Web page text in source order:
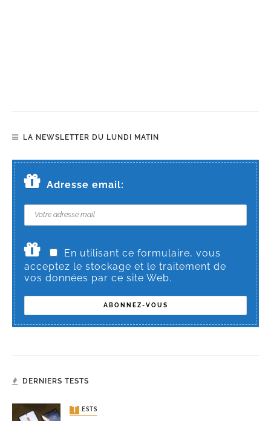
LA NEWSLETTER DU LUNDI MATIN
Adresse email:
En utilisant ce formulaire, vous
acceptez le stockage et le traitement de
vos données par ce site Web.
DERNIERS TESTS
TESTS